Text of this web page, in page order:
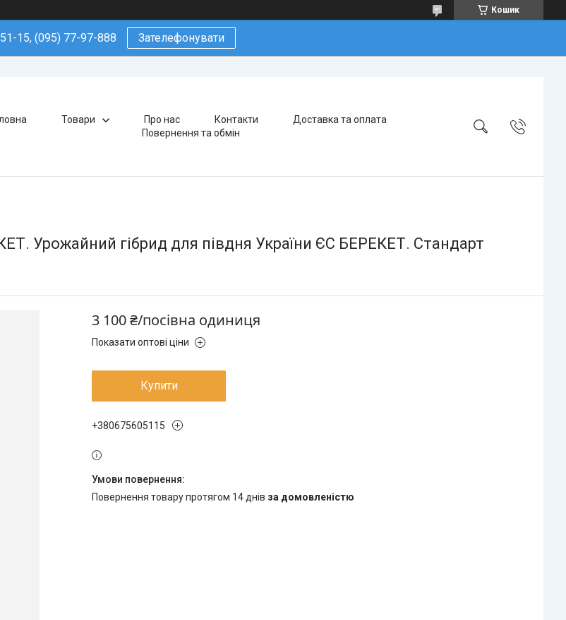
Кошик
15, (095) 77-97-888 Зателефонувати
Товари Про нас Контакти
Доставка та оплата
Повернення та обмін
Урожайний гібрид для півдня України ЄС БЕРЕКЕТ. Стандарт
3 100 ₴/посівна одиниця
Показати оптові ціни
Купити
+380675605115
повернення товару протягом 14 днів за домовленістю